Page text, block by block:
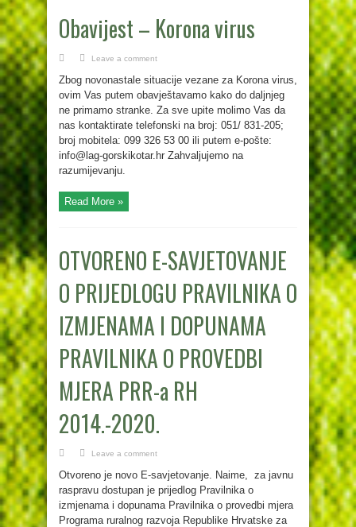
Obavijest – Korona virus
Leave a comment
Zbog novonastale situacije vezane za Korona virus,
ovim Vas putem obavještavamo kako do daljnjeg
ne primamo stranke. Za sve upite molimo Vas da
nas kontaktirate telefonski na broj: 051/ 831-205;
broj mobitela: 099 326 53 00 ili putem e-pošte:
info@lag-gorskikotar.hr Zahvaljujemo na
razumijevanju.
Read More »
OTVORENO E-SAVJETOVANJE
O PRIJEDLOGU PRAVILNIKA O
IZMJENAMA I DOPUNAMA
PRAVILNIKA O PROVEDBI
MJERA PRR-a RH
2014.-2020.
Leave a comment
Otvoreno je novo E-savjetovanje. Naime, za javnu
raspravu dostupan je prijedlog Pravilnika o
izmjenama i dopunama Pravilnika o provedbi mjera
Programa ruralnog razvoja Republike Hrvatske za